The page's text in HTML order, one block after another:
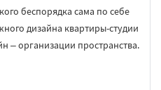
беспорядка сама по себе
дизайна квартиры-студии
– организации пространства.